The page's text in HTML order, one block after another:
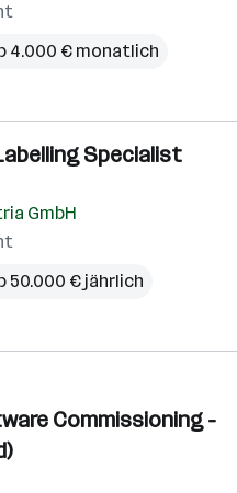
4.000 € monatlich
Specialist
GmbH
50.000 € jährlich
Commissioning -